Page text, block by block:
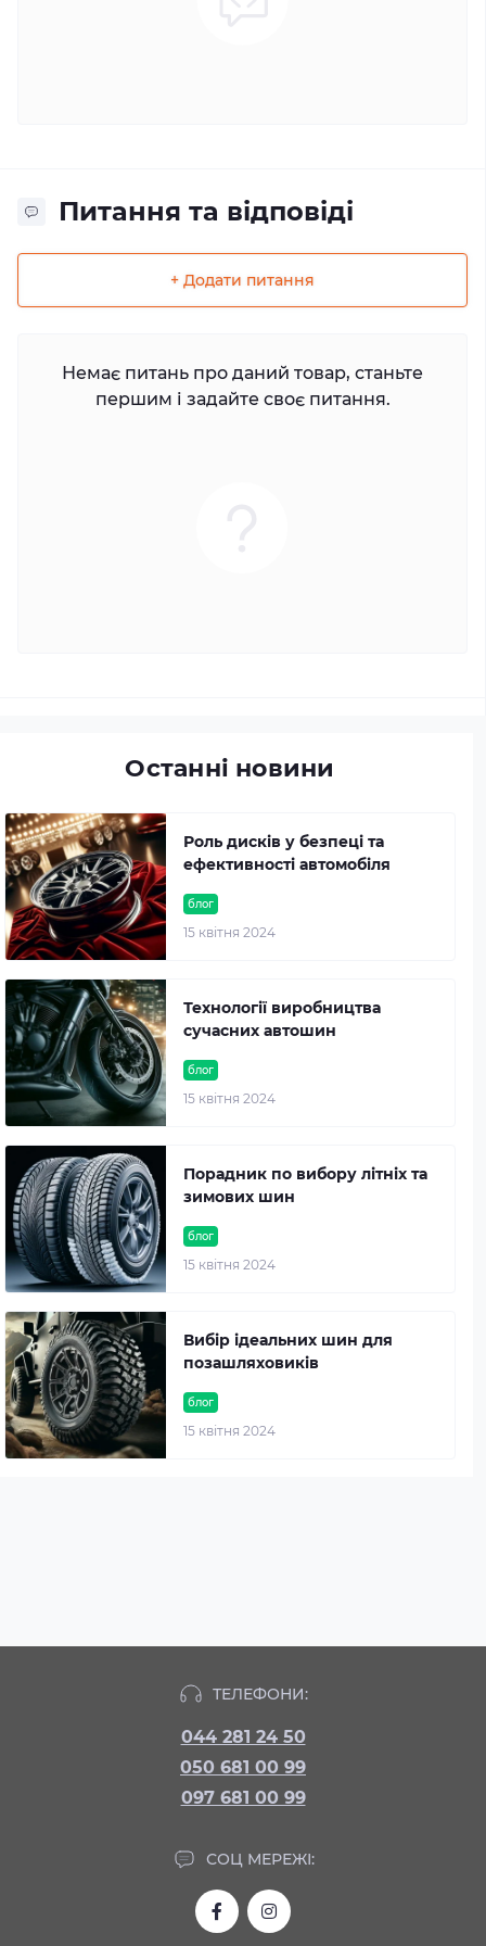
Питання та відповіді
+ Додати питання
Немає питань про даний товар, станьте
першим і задайте своє питання.
Останні новини
блог
15 квітня 2024
Роль дисків у безпеці та
ефективності автомобіля
блог
15 квітня 2024
Технології виробництва
сучасних автошин
блог
15 квітня 2024
Порадник по вибору літніх та
зимових шин
блог
15 квітня 2024
Вибір ідеальних шин для
позашляховиків
ТЕЛЕФОНИ:
044 281 24 50
050 681 00 99
097 681 00 99
СОЦ МЕРЕЖІ: